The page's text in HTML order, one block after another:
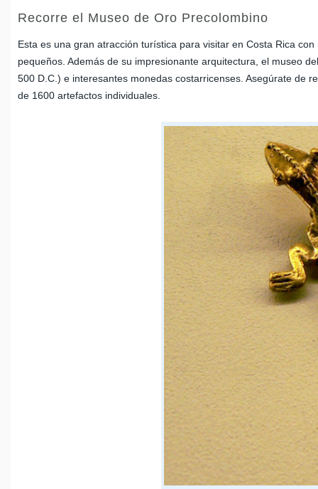
Recorre el Museo de Oro Precolombino
Esta es una gran atracción turística para visitar en Costa Rica
pequeños. Además de su impresionante arquitectura, el museo
500 D.C.) e interesantes monedas costarricenses. Asegúrate de
de 1600 artefactos individuales.